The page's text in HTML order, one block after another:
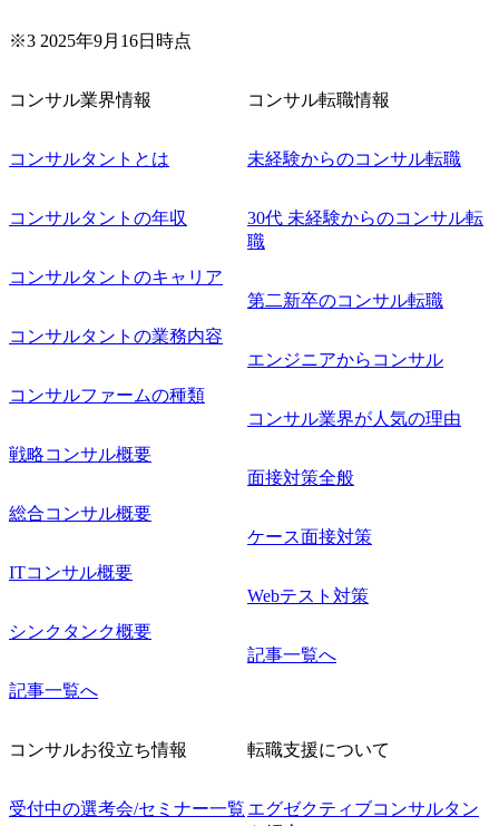
く可能性がございます。 このたび、ファーム経験者の方を
できる機会ですので、ぜひご参加ください。 当日はXspear
名参加する予定です！ ●費用 : 無料 虎ノ門ヒルズ付近 ※詳
している方
※3 2025年9月16日時点
コンサル業界情報
コンサルタントとは
コンサルタントの年収
コンサルタントのキャリア
コンサルタントの業務内容
コンサルファームの種類
戦略コンサル概要
総合コンサル概要
ITコンサル概要
シンクタンク概要
記事一覧へ
コンサル転職情報
未経験からのコンサル転職
30代 未経験からのコンサル転
職
第二新卒のコンサル転職
エンジニアからコンサル
コンサル業界が人気の理由
面接対策全般
ケース面接対策
Webテスト対策
記事一覧へ
コンサルお役立ち情報
受付中の選考会/セミナー一覧
転職支援について
エグゼクティブコンサルタン